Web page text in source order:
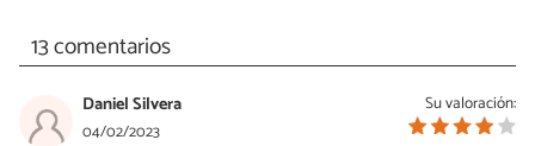
13 comentarios
Su valoración:
Daniel Silvera
04/02/2023